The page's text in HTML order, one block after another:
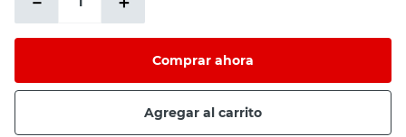
Comprar ahora
Agregar al carrito